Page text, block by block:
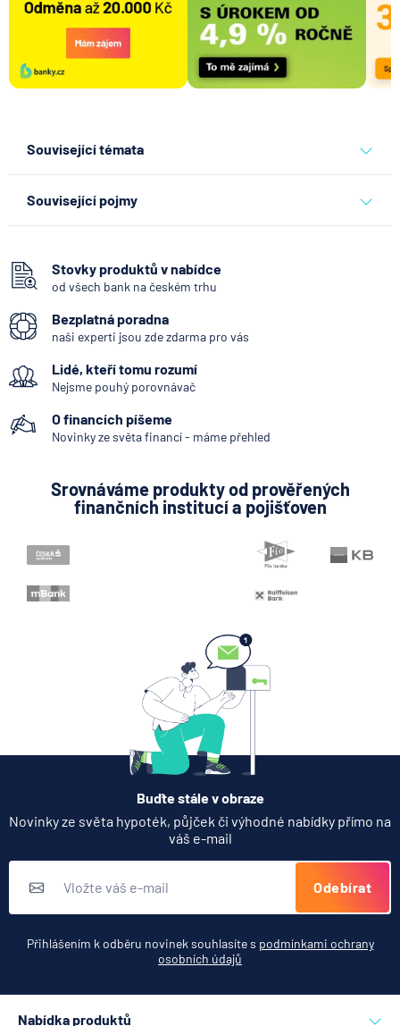
Související témata
Související pojmy
Bankomat
SEPA Platba
George Česká spořitelna
Bankovní IDentita
Systémově významná banka
Pobočka zahraniční banky
Bankovní notifikace
Variabilní symbol
KYC (Know Your Customer)
Stovky produktů v nabídce
od všech bank na českém trhu
Bezplatná poradna
naši experti jsou zde zdarma pro vás
Lidé, kteří tomu rozumí
Nejsme pouhý porovnávač
O financích píšeme
Novinky ze světa financí - máme přehled
Srovnáváme produkty od prověřených
finančních institucí a pojišťoven
Buďte stále v obraze
Novinky ze světa hypoték, půjček či výhodné nabídky přímo na
váš e-mail
Odebírat
Přihlášením k odběru novinek souhlasíte s podmínkami ochrany
osobních údajů
Nabídka produktů